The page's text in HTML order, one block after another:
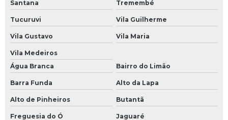
Santana Tremembé
Tucuruvi Vila Guilherme
Vila Gustavo Vila Maria
Vila Medeiros
Água Branca
Bairro do Limão
Barra Funda Alto da Lapa
Alto de Pinheiros Butantã
Freguesia do Ó Jaguaré